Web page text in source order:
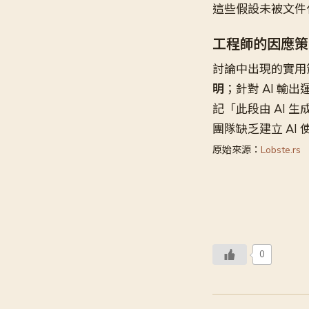
這些假設未被文
工程師的因應
討論中出現的實
明 ；針對 AI 輸出
記「此段由 AI 生
團隊缺乏建立 AI
原始來源： Lobste.rs
0